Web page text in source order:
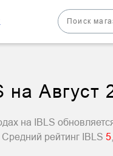
Август
на IBLS
рейтинг IBLS 5